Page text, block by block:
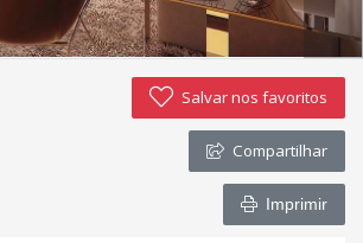
Salvar nos favoritos
Compartilhar
Imprimir